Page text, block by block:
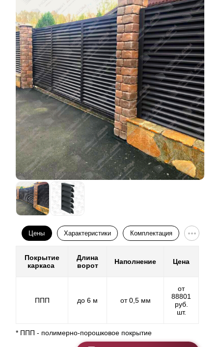
Цены Характеристики Комплектация
Покрытие
каркаса
Длина
ворот
Наполнение Цена
ППП до 6 м от 0,5 мм
от
88801
руб.
шт.
* ППП - полимерно-порошковое покрытие